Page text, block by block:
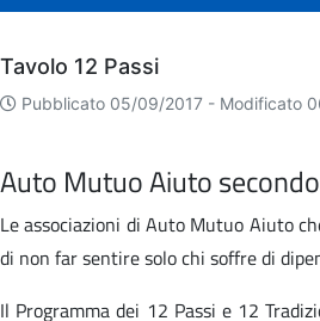
Archivio
Tavolo 12 Passi
Pubblicato 05/09/2017 - Modificato
Auto Mutuo Aiuto
Le associazioni di Auto Mutuo Aiuto
di non far sentire solo chi soffre di
Il Programma dei 12 Passi e 12